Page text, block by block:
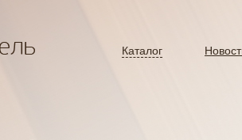
Каталог